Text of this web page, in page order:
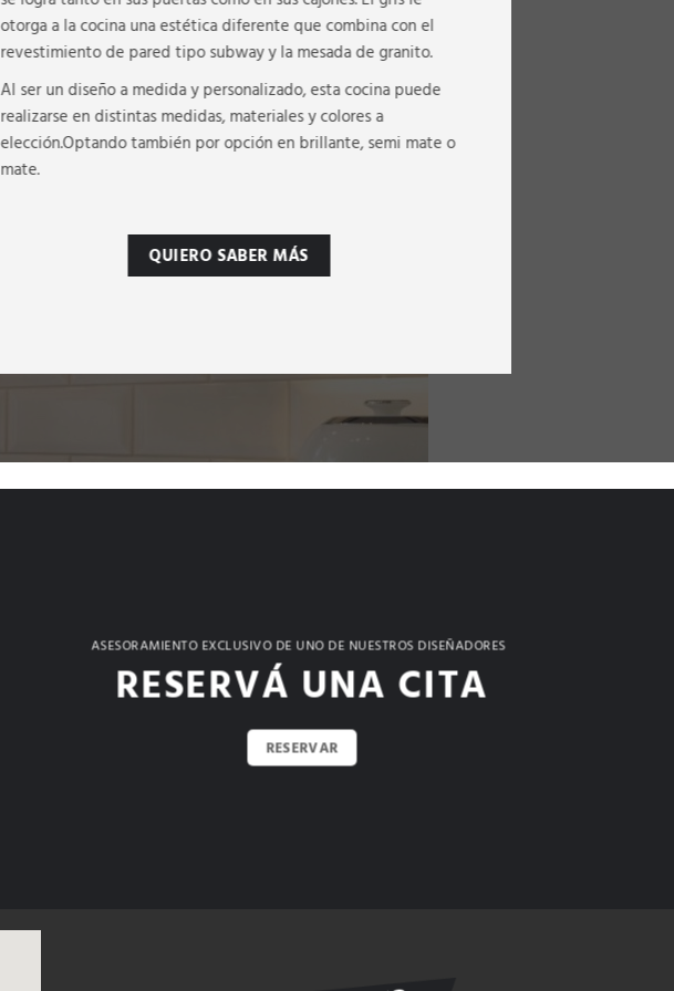
otorga a la cocina una estética diferente que combina con el
revestimiento de pared tipo subway y la mesada de granito.
Al ser un diseño a medida y personalizado, esta cocina puede
realizarse en distintas medidas, materiales y colores a
elección.Optando también por opción en brillante, semi mate o
mate.
QUIERO SABER MÁS
ASESORAMIENTO EXCLUSIVO DE UNO DE NUESTROS DISEÑADORES
RESERVÁ UNA CITA
RESERVAR